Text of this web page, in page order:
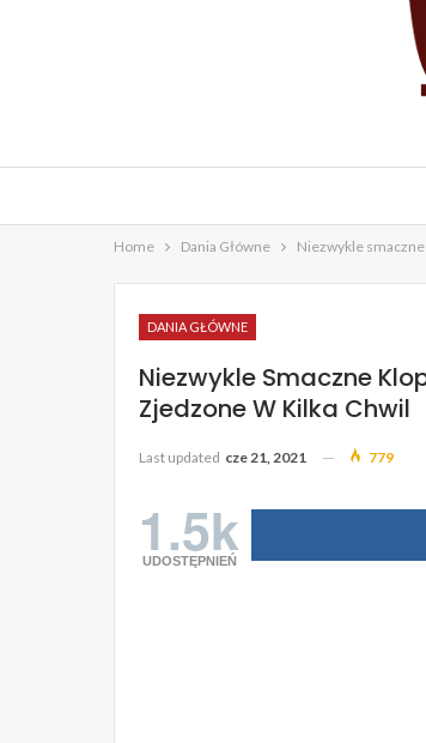
Home Dania Główne Niezwykle smaczne
DANIA GŁÓWNE
Niezwykle Smaczne
Zjedzone W Kilka Chwil
Last updated cze 21, 2021 779
1.5k
UDOSTĘPNIEŃ